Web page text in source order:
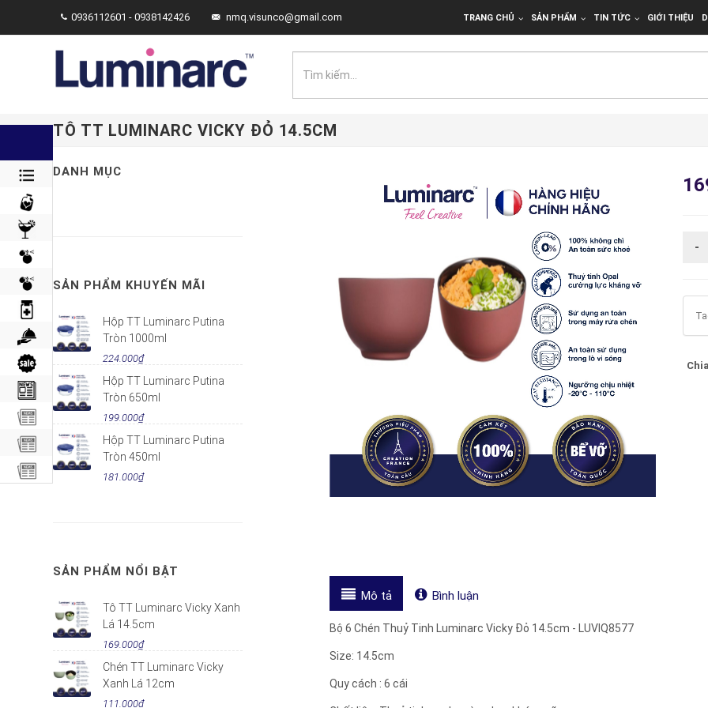
0936112601 - 0938142426 nmq.visunco@gmail.com TRANG CHỦ SẢN PHẨM TIN TỨC GIỚI THIỆU
TÔ TT LUMINARC VICKY ĐỎ 14.5CM
Mô tả Bình luận
Bộ 6 Chén Thuỷ Tinh Luminarc Vicky Đỏ 14.5cm - LUVIQ8577
Size: 14.5cm
Quy cách : 6 cái
DANH MỤC
SẢN PHẨM KHUYẾN MÃI
Hộp TT Luminarc Putina
Tròn 1000ml
224.000₫
Hộp TT Luminarc Putina
Tròn 650ml
199.000₫
Hộp TT Luminarc Putina
Tròn 450ml
181.000₫
SẢN PHẨM NỔI BẬT
Tô TT Luminarc Vicky Xanh
Lá 14.5cm
169.000₫
Chén TT Luminarc Vicky
Xanh Lá 12cm
111.000₫